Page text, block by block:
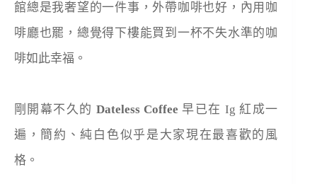
館總是我奢望的一件事，外帶咖啡也好，內用咖
啡廳也罷，總覺得下樓能買到一杯不失水準的咖
啡如此幸福。
剛開幕不久的 Dateless Coffee早已在 Ig 紅成一
遍，簡約、純白色似乎是大家現在最喜歡的風
格。